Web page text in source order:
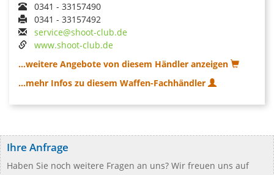
0341 - 33157490
0341 - 33157492
service@shoot-club.de
www.shoot-club.de
...weitere Angebote von diesem Händler anzeigen
...mehr Infos zu diesem Waffen-Fachhändler
Ihre Anfrage
Haben Sie noch weitere Fragen an uns? Wir freuen uns auf